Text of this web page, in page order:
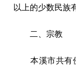
以上的少数民族
二、宗教
本溪市共有佛